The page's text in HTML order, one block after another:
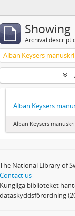
Showing
Archival
Alban Keysers
Alban Keysers
Alban Keysers
The National Library of
Contact us
Kungliga biblioteket
dataskyddsförordning